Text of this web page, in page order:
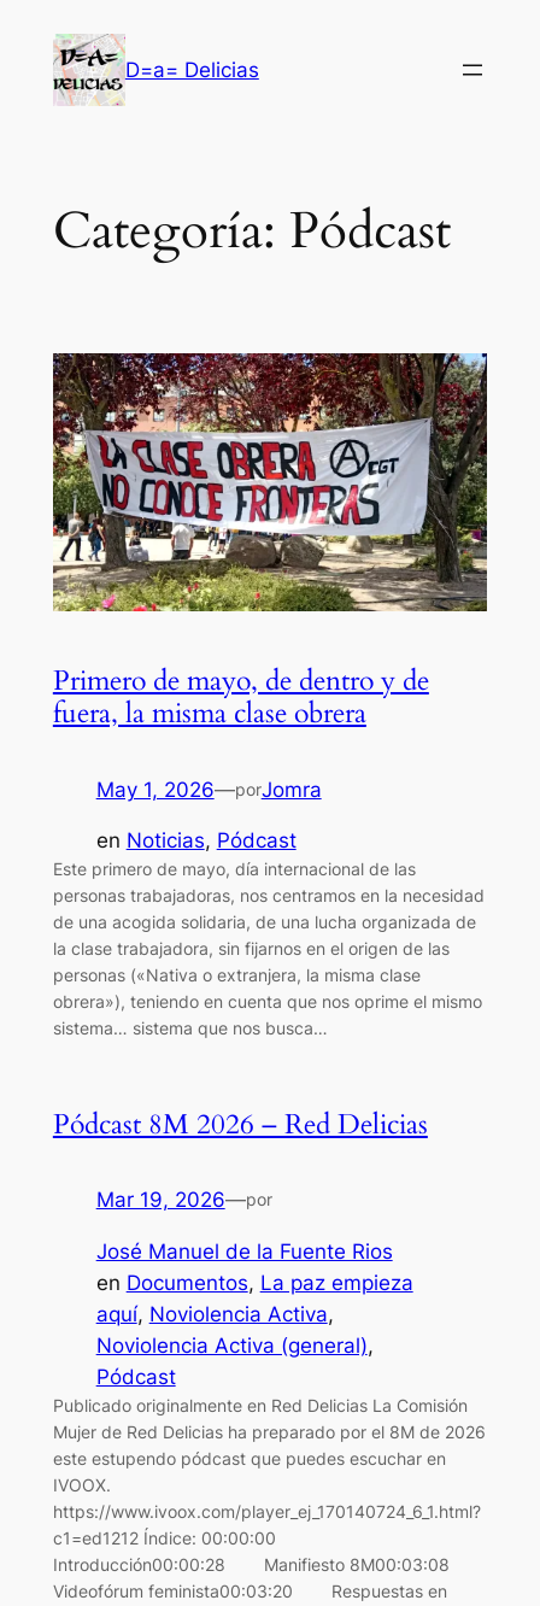
contenido
D=a= Delicias
Categoría: Pódcast
Primero de mayo, de dentro y de
fuera, la misma clase obrera
May 1, 2026—porJomra
en Noticias, Pódcast
Este primero de mayo, día internacional de las
personas trabajadoras, nos centramos en la necesidad
de una acogida solidaria, de una lucha organizada de
la clase trabajadora, sin fijarnos en el origen de las
personas («Nativa o extranjera, la misma clase
obrera»), teniendo en cuenta que nos oprime el mismo
sistema… sistema que nos busca…
Pódcast 8M 2026 – Red Delicias
Mar 19, 2026—por
José Manuel de la Fuente Rios
en Documentos, La paz empieza
aquí, Noviolencia Activa
Noviolencia Activa (general)
Pódcast
Publicado originalmente en Red Delicias La Comisión
Mujer de Red Delicias ha preparado por el 8M de 2026
este estupendo pódcast que puedes escuchar en
IVOOX.
https://www.ivoox.com/player_ej_170140724_6_1.html?
c1=ed1212 Índice: 00:00:00
Introducción00:00:28 Manifiesto 8M00:03:08
Videofórum feminista00:03:20 Respuestas en